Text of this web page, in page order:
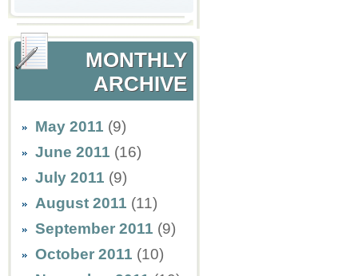
MONTHLY
ARCHIVE
May 2011 (9)
June 2011 (16)
July 2011 (9)
August 2011 (11)
September 2011 (9)
October 2011 (10)